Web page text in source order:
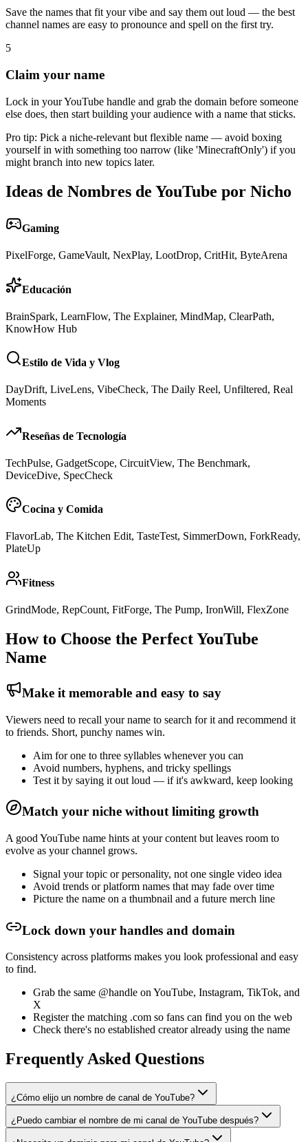
Save the names that fit your vibe and say them out loud — the best
channel names are easy to pronounce and spell on the first try.
5
Claim your name
Lock in your YouTube handle and grab the domain before someone
else does, then start building your audience with a name that sticks.
Pro tip: Pick a niche-relevant but flexible name — avoid boxing
yourself in with something too narrow (like 'MinecraftOnly') if you
might branch into new topics later.
Ideas de Nombres de YouTube por Nicho
Gaming
PixelForge, GameVault, NexPlay, LootDrop, CritHit, ByteArena
Educación
BrainSpark, LearnFlow, The Explainer, MindMap, ClearPath,
KnowHow Hub
Estilo de Vida y Vlog
DayDrift, LiveLens, VibeCheck, The Daily Reel, Unfiltered, Real
Moments
Reseñas de Tecnología
TechPulse, GadgetScope, CircuitView, The Benchmark,
DeviceDive, SpecCheck
Cocina y Comida
FlavorLab, The Kitchen Edit, TasteTest, SimmerDown, ForkReady,
PlateUp
Fitness
GrindMode, RepCount, FitForge, The Pump, IronWill, FlexZone
How to Choose the Perfect YouTube
Name
Make it memorable and easy to say
Viewers need to recall your name to search for it and recommend it
to friends. Short, punchy names win.
Aim for one to three syllables whenever you can
Avoid numbers, hyphens, and tricky spellings
Test it by saying it out loud — if it's awkward, keep looking
Match your niche without limiting growth
A good YouTube name hints at your content but leaves room to
evolve as your channel grows.
Signal your topic or personality, not one single video idea
Avoid trends or platform names that may fade over time
Picture the name on a thumbnail and a future merch line
Lock down your handles and domain
Consistency across platforms makes you look professional and easy
to find.
Grab the same @handle on YouTube, Instagram, TikTok, and
X
Register the matching .com so fans can find you on the web
Check there's no established creator already using the name
Frequently Asked Questions
¿Cómo elijo un nombre de canal de YouTube?
¿Puedo cambiar el nombre de mi canal de YouTube después?